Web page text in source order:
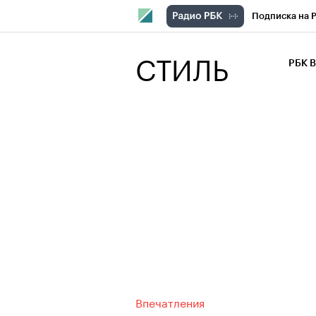
Подписка на
СТИЛЬ РБК
Впечатления